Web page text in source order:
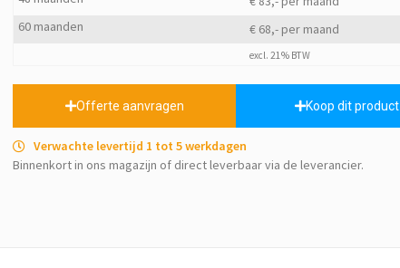
60 maanden
€ 68,- per maand
excl. 21% BTW
Offerte aanvragen Koop dit product
Verwachte levertijd 1 tot 5 werkdagen
Binnenkort in ons magazijn of direct leverbaar via de leverancier.